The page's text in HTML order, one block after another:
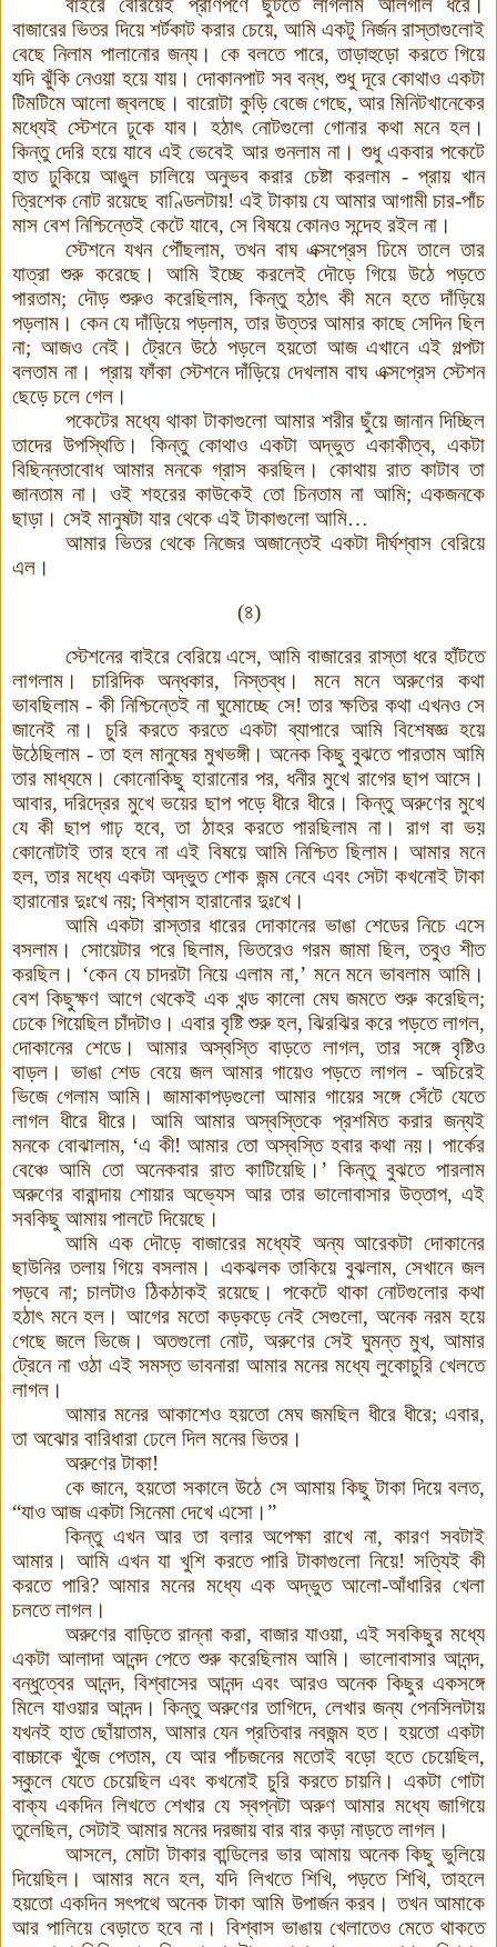
বাইরে বেরিয়েই প্রাণপণে ছুটতে লাগলাম অলিগলি ধরে
বাজারের ভিতর দিয়ে শর্টকাট করার চেয়ে,আমি একটু নির্জন রাস্তাগুলোই
বেছে নিলাম পালানোর জন্য। কে বলতে পারে,তাড়াহুড়ো করতে গিয়ে
যদি ঝুঁকি নেওয়া হয়ে যায়। দোকানপাট সব বন্ধ,শুধু দূরে কোথাও একটা
টিমটিমে আলো জ্বলছে । বারোটা কুড়ি বেজে গেছে, আর মিনিটখানেকের
মধ্যেই স্টেশনে ঢুকে যাব । হঠাৎ নোটগুলো গোনার কথা মনে হল ।
কিন্তু দেরি হয়ে যাবে এই ভেবেই আর গুনলাম না। শুধু একবার পকেটে
হাত ঢুকিয়ে আঙুল চালিয়ে অনুভব করার চেষ্টা করলাম-প্রায় খান
ত্রিশেক নোট রয়েছে বাণ্ডিলটায়! এই টাকায় যে আমার আগামী চার-পাঁচ
মাস বেশ নিশ্চিন্তেই কেটে যাবে, সে বিষয়ে কোনও সন্দেহ রইল না ।
স্টেশনে যখন পৌঁছলাম,তখন বাঘ এক্সপ্রেস ঢিমে তালে তার
যাত্রা শুরু করেছে।
আমি ইচ্ছে করলেই দৌড়ে গিয়ে উঠে পড়তে
পারতাম; দৌড় শুরুও করেছিলাম, কিন্তু হঠাৎ কী মনে হতে দাঁড়িয়ে
পড়লাম । কেন যে দাঁড়িয়ে পড়লাম,তার উত্তর আমার কাছে সেদিন ছিল
না; আজও নেই। ট্রেনে উঠে পড়লে হয়তো আজ এখানে এই গল্পটা
বলতাম না । প্রায় ফাঁকা স্টেশনে দাঁড়িয়ে দেখলাম বাঘ এক্সপ্রেস স্টেশন
ছেড়ে চলে গেল ।
পকেটের মধ্যে থাকা টাকাগুলো আমার শরীর ছুঁয়ে জানান দিচ্ছিল
তাদের উপস্থিতি। কিন্তু কোথাও একটা অদ্ভুত একাকীত্ব,একটা
বিছিন্নতাবোধ আমার মনকে গ্রাস করছিল।
কোথায় রাত কাটাব তা
জানতাম না । ওই শহরের কাউকেই তো চিনতাম না আমি;একজনকে
ছাড়া । সেই মানুষটা যার থেকে এই টাকাগুলো আমি…
আমার ভিতর থেকে নিজের অজান্তেই একটা দীর্ঘশ্বাস বেরিয়ে
এল ।
(৪)
স্টেশনের বাইরে বেরিয়ে এসে, আমি বাজারের রাস্তা ধরে হাঁটতে
লাগলাম । চারিদিক অন্ধকার,নিস্তব্ধ।
মনে মনে অরুণের কথা
ভাবছিলাম -কী নিশ্চিন্তেই না ঘুমোচ্ছে সে!তার ক্ষতির কথা এখনও সে
জানেই না ।
চুরি করতে করতে একটা ব্যাপারে আমি বিশেষজ্ঞ হয়ে
উঠেছিলাম -তা হল মানুষের মুখভঙ্গী। অনেক কিছু বুঝতে পারতাম আমি
তার মাধ্যমে । কোনোকিছু হারানোর পর, ধনীর মুখে রাগের ছাপ আসে ।
আবার,দরিদ্রের মুখে ভয়ের ছাপ পড়ে ধীরে ধীরে। কিন্তু অরুণের মুখে
যে কী ছাপ গাঢ় হবে,তা ঠাহর করতে পারছিলাম না।
রাগ বা ভয়
কোনোটাই তার হবে না এই বিষয়ে আমি নিশ্চিত ছিলাম। আমার মনে
হল,তার মধ্যে একটা অদ্ভুত শোক জন্ম নেবে এবং সেটা কখনোই টাকা
হারানোর দুঃখে নয়; বিশ্বাস হারানোর দুঃখে ।
আমি একটা রাস্তার ধারের দোকানের ভাঙা শেডের নিচে এসে
বসলাম । সোয়েটার পরে ছিলাম,ভিতরেও গরম জামা ছিল,তবুও শীত
করছিল । ‘কেন যে চাদরটা নিয়ে এলাম না,’ মনে মনে ভাবলাম আমি ।
বেশ কিছুক্ষণ আগে থেকেই এক খন্ড কালো মেঘ জমতে শুরু করেছিল;
ঢেকে গিয়েছিল চাঁদটাও । এবার বৃষ্টি শুরু হল, ঝিরঝির করে পড়তে লাগল,
দোকানের শেডে। আমার অস্বস্তি বাড়তে লাগল,তার সঙ্গে বৃষ্টিও
বাড়ল । ভাঙা শেড বেয়ে জল আমার গায়েও পড়তে লাগল-অচিরেই
ভিজে গেলাম আমি । জামাকাপড়গুলো আমার গায়ের সঙ্গে সেঁটে যেতে
লাগল ধীরে ধীরে ।
আমি আমার অস্বস্তিকে প্রশমিত করার জন্যই
মনকে বোঝালাম, ‘এ কী! আমার তো অস্বস্তি হবার কথা নয়। পার্কের
বেঞ্চে আমি তো অনেকবার রাত কাটিয়েছি । ’ কিন্তু বুঝতে পারলাম
অরুণের বারান্দায় শোয়ার অভ্যেস আর তার ভালোবাসার উত্তাপ, এই
সবকিছু আমায় পালটে দিয়েছে ।
আমি এক দৌড়ে বাজারের মধ্যেই অন্য আরেকটা দোকানের
ছাউনির তলায় গিয়ে বসলাম। একঝলক তাকিয়ে বুঝলাম,সেখানে জল
পড়বে না;চালটাও ঠিকঠাকই রয়েছে। পকেটে থাকা নোটগুলোর কথা
হঠাৎ মনে হল । আগের মতো কড়কড়ে নেই সেগুলো, অনেক নরম হয়ে
গেছে জলে ভিজে। অতগুলো নোট, অরুণের সেই ঘুমন্ত মুখ,আমার
ট্রেনে না ওঠা এই সমস্ত ভাবনারা আমার মনের মধ্যে লুকোচুরি খেলতে
লাগল ।
আমার মনের আকাশেও হয়তো মেঘ জমছিল ধীরে ধীরে; এবার,
তা অঝোর বারিধারা ঢেলে দিল মনের ভিতর ।
অরুণের টাকা!
কে জানে,হয়তো সকালে উঠে সে আমায় কিছু টাকা দিয়ে বলত,
“যাও আজ একটা সিনেমা দেখে এসো ।”
কিন্তু এখন আর তা বলার অপেক্ষা রাখে না,কারণ সবটাই
আমার । আমি এখন যা খুশি করতে পারি টাকাগুলো নিয়ে!সত্যিই কী
করতে পারি?আমার মনের মধ্যে এক অদ্ভুত আলো-আঁধারির খেলা
চলতে লাগল ।
অরুণের বাড়িতে রান্না করা, বাজার যাওয়া, এই সবকিছুর মধ্যে
একটা আলাদা আনন্দ পেতে শুরু করেছিলাম আমি। ভালোবাসার আনন্দ,
বন্ধুত্বের আনন্দ, বিশ্বাসের আনন্দ এবং আরও অনেক কিছুর একসঙ্গে
মিলে যাওয়ার আনন্দ। কিন্তু অরুণের তাগিদে, লেখার জন্য পেনসিলটায়
যখনই হাত ছোঁয়াতাম, আমার যেন প্রতিবার নবজন্ম হত। হয়তো একটা
বাচ্চাকে খুঁজে পেতাম, যে আর পাঁচজনের মতোই বড়ো হতে চেয়েছিল,
স্কুলে যেতে চেয়েছিল এবং কখনোই চুরি করতে চায়নি। একটা গোটা
বাক্য একদিন লিখতে শেখার যে স্বপ্নটা অরুণ আমার মধ্যে জাগিয়ে
তুলেছিল, সেটাই আমার মনের দরজায় বার বার কড়া নাড়তে লাগল ।
আসলে, মোটা টাকার বান্ডিলের ভার আমায় অনেক কিছু ভুলিয়ে
দিয়েছিল । আমার মনে হল,যদি লিখতে শিখি, পড়তে শিখি,তাহলে
হয়তো একদিন সৎপথে অনেক টাকা আমি উপার্জন করব । তখন আমাকে
আর পালিয়ে বেড়াতে হবে না । বিশ্বাস ভাঙায় খেলাতেও মেতে থাকতে